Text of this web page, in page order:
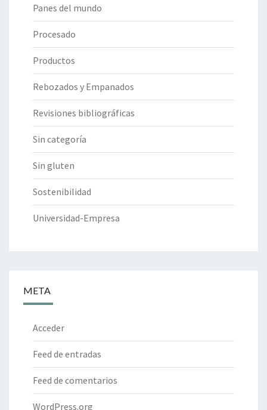
Panes del mundo
Procesado
Productos
Rebozados y Empanados
Revisiones bibliográficas
Sin categoría
Sin gluten
Sostenibilidad
Universidad-Empresa
META
Acceder
Feed de entradas
Feed de comentarios
WordPress.org